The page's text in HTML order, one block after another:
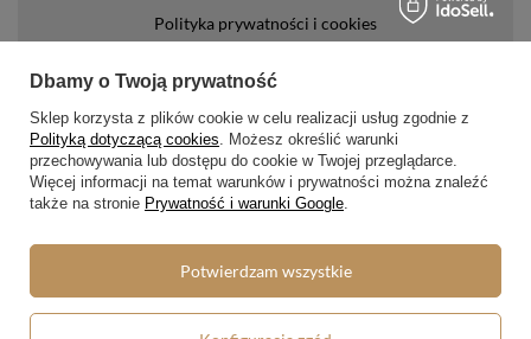
Polityka prywatności i cookies
Formy dostawy
Media społecznościowe
W sklepie prezentujemy ceny brutto (z VAT).
Dbamy o Twoją prywatność
Sklep korzysta z plików cookie w celu realizacji usług zgodnie z
Polityką dotyczącą cookies. Możesz określić warunki
przechowywania lub dostępu do cookie w Twojej przeglądarce.
Więcej informacji na temat warunków i prywatności można znaleźć
także na stronie Prywatność i warunki Google.
Potwierdzam wszystkie